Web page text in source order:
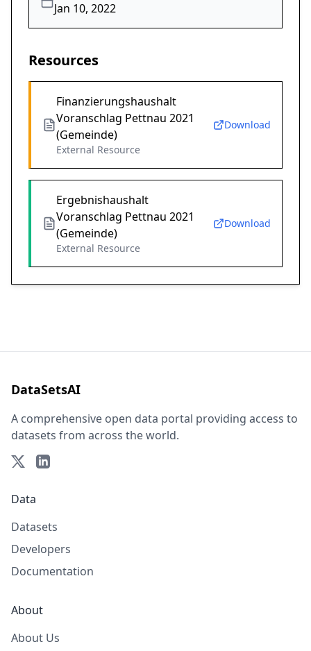
Jan 10, 2022
Resources
Finanzierungshaushalt
Voranschlag Pettnau 2021
(Gemeinde)
External Resource
Download
Ergebnishaushalt
Voranschlag Pettnau 2021
(Gemeinde)
External Resource
Download
DataSetsAI
A comprehensive open data portal providing access to
datasets from across the world.
Data
Datasets
Developers
Documentation
About
About Us